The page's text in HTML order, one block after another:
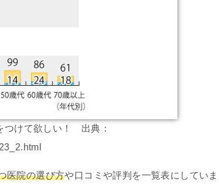
つけて欲しい！ 出典：
医院の選び方や口コミや評判を一覧表にしていま